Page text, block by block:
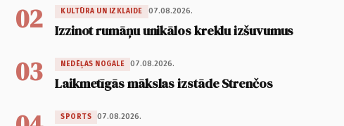
02 KULTŪRA UN IZKLAIDE 07.08.2026.
Izzinot rumāņu unikālos kreklu izšuvumus
03 NEDĒĻAS NOGALE 07.08.2026.
Laikmetīgās mākslas izstāde Strenčos
SPORTS 07.08.2026.